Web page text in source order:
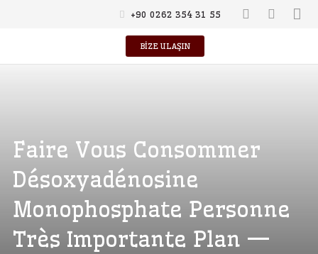
+90 0262 354 31 55
BİZE ULAŞIN
Faire Vous Consommer
Désoxyadénosine
Monophosphate Personne
Très Importante Plan —